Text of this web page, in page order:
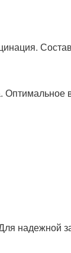
Оптимальное
надежной